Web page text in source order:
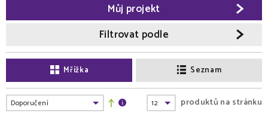
Filtrovat podle
Můj projekt
Mřížka Seznam
produktů na stránku